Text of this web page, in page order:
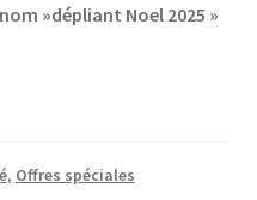
»dépliant Noel 2025 »
, Offres spéciales